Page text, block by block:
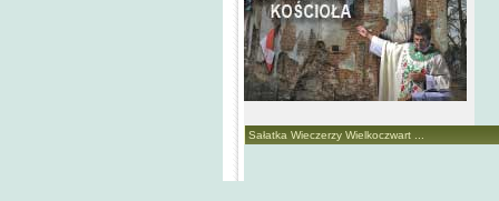
Sałatka Wieczerzy Wielkoczwart ...